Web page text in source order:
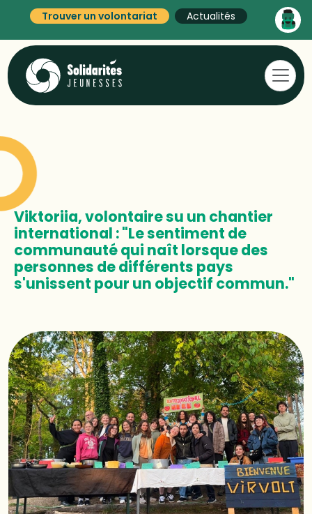
Trouver un volontariat Actualités
Viktoriia, volontaire su un chantier
international : "Le sentiment de
communauté qui naît lorsque des
personnes de différents pays
s'unissent pour un objectif commun."